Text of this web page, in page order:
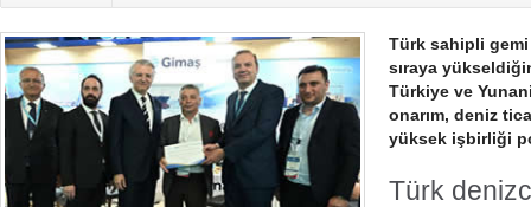
Türk sahipli
sıraya
Türkiye ve
onarım, deniz
yüksek işbirliği
Türk